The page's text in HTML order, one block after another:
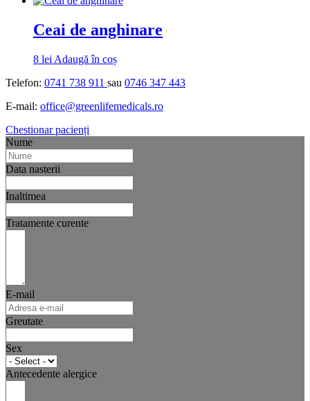
Ceai de anghinare
8 lei Adaugă în coș
Telefon: 0741 738 911 sau 0746 347 443
E-mail: office@greenlifemedicals.ro
Chestionar pacienți
Nume
Data nasterii
Inaltimea
Tratamente curente
E-mail
Greutate
Sex
Antecedente alergice